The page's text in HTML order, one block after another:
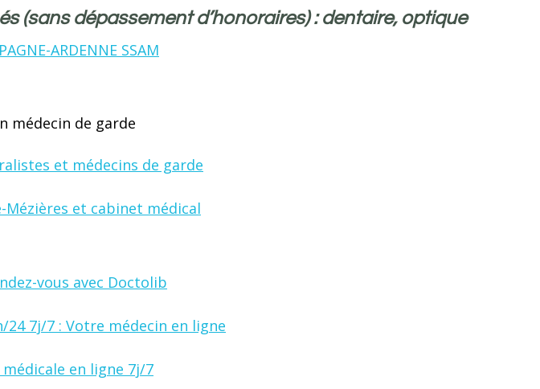
(sans dépassement d’honoraires) : dentaire, optique
ARDENNE SSAM
médecin de garde
et médecins de garde
Mézières et cabinet médical
vous avec Doctolib
7j/7 : Votre médecin en ligne
en ligne 7j/7